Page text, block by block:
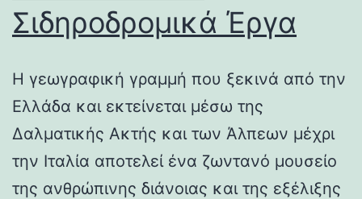
Σιδηροδρομικά Έργα
Η γεωγραφική γραμμή που ξεκινά από την
Ελλάδα και εκτείνεται μέσω της
Δαλματικής Ακτής και των Άλπεων μέχρι
την Ιταλία αποτελεί ένα ζωντανό μουσείο
της ανθρώπινης διάνοιας και της εξέλιξης